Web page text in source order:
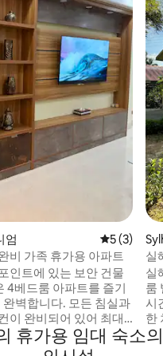
엄 평점 5점(5
5 (3)
비 가족 휴가용 아파트
인트에 있는 보안 건물
4베드룸 아파트를 즐기
벽합니다. 모든 침실과
이 완비되어 있어 최대
있습니다. 이 아파트에
2개, 공용 욕실, 시설이
실
스
실
룸
시
한
입
다. 공간: 침실 5개 욕실 4개 (욕실 2개) 퀸사
휴가용 임대 숙소